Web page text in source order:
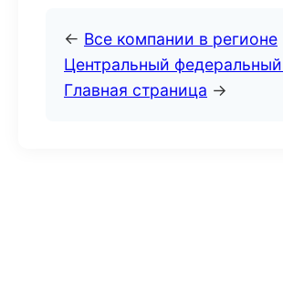
← Все компании в регионе
Центральный
Главная страница →